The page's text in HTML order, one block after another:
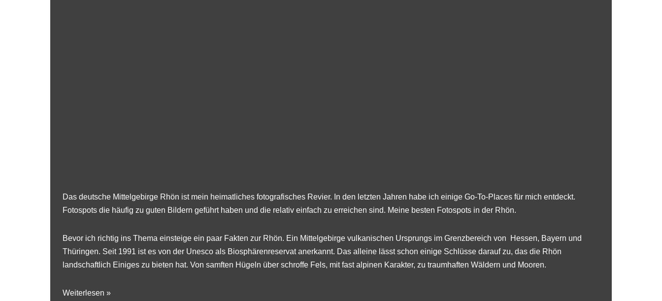
Das deutsche Mittelgebirge Rhön ist mein heimatliches fotografisches Revier. In den letzten Jahren habe ich einige Go-To-Places für mich entdeckt.
Fotospots die häufig zu guten Bildern geführt haben und die relativ einfach zu erreichen sind. Meine besten Fotospots in der Rhön.
Bevor ich richtig ins Thema einsteige ein paar Fakten zur Rhön. Ein Mittelgebirge vulkanischen Ursprungs im Grenzbereich von Hessen, Bayern und
Thüringen. Seit 1991 ist es von der Unesco als Biosphärenreservat anerkannt. Das alleine lässt schon einige Schlüsse darauf zu, das die Rhön
landschaftlich Einiges zu bieten hat. Von samften Hügeln über schroffe Fels, mit fast alpinen Karakter, zu traumhaften Wäldern und Mooren.
Weiterlesen »